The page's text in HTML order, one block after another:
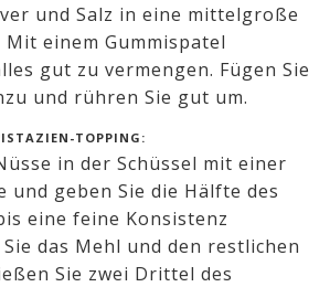
und Salz in eine mittelgroße
Mit einem Gummispatel
gut zu vermengen. Fügen Sie
und rühren Sie gut um.
TOPPING:
in der Schüssel mit einer
und geben Sie die Hälfte des
eine feine Konsistenz
das Mehl und den restlichen
Sie zwei Drittel des